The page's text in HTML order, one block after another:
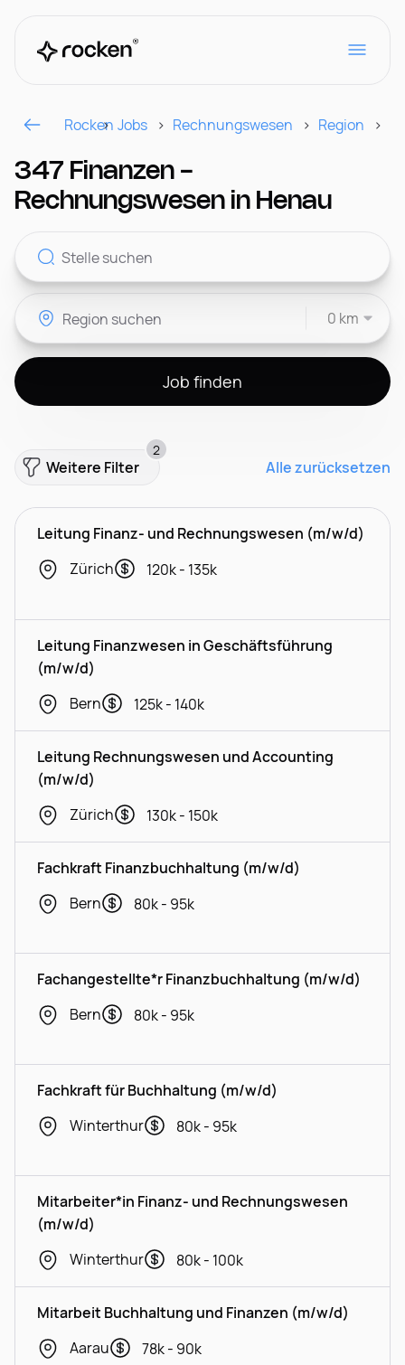
Für Arbeitgeber
Kontakt
CH
Rocken Jobs Rechnungswesen Region
347 Finanzen -
Rechnungswesen in Henau
0 km
Job finden
Weitere Filter
2
Alle zurücksetzen
Leitung Finanz- und Rechnungswesen (m/w/d)
Zürich
120k - 135k
Leitung Finanzwesen in Geschäftsführung
(m/w/d)
Bern
125k - 140k
Leitung Rechnungswesen und Accounting
(m/w/d)
Zürich
130k - 150k
Fachkraft Finanzbuchhaltung (m/w/d)
Bern
80k - 95k
Fachangestellte*r Finanzbuchhaltung (m/w/d)
Bern
80k - 95k
Fachkraft für Buchhaltung (m/w/d)
Winterthur
80k - 95k
Mitarbeiter*in Finanz- und Rechnungswesen
(m/w/d)
Winterthur
80k - 100k
Mitarbeit Buchhaltung und Finanzen (m/w/d)
Aarau
78k - 90k